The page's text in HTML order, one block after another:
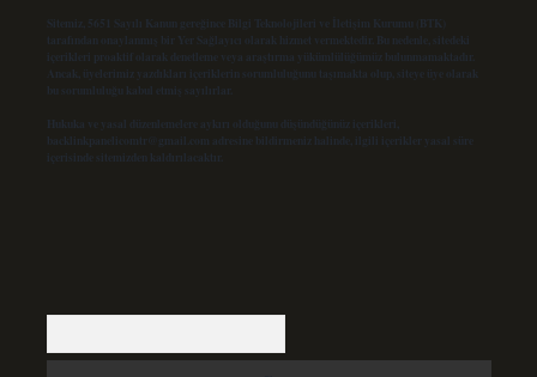
Sitemiz, 5651 Sayılı Kanun gereğince Bilgi Teknolojileri ve İletişim Kurumu (BTK)
tarafından onaylanmış bir Yer Sağlayıcı olarak hizmet vermektedir. Bu nedenle, sitedeki
içerikleri proaktif olarak denetleme veya araştırma yükümlülüğümüz bulunmamaktadır.
Ancak, üyelerimiz yazdıkları içeriklerin sorumluluğunu taşımakta olup, siteye üye olarak
bu sorumluluğu kabul etmiş sayılırlar.
Hukuka ve yasal düzenlemelere aykırı olduğunu düşündüğünüz içerikleri,
backlinkpanelicomtr@gmail.com adresine bildirmeniz halinde, ilgili içerikler yasal süre
içerisinde sitemizden kaldırılacaktır.